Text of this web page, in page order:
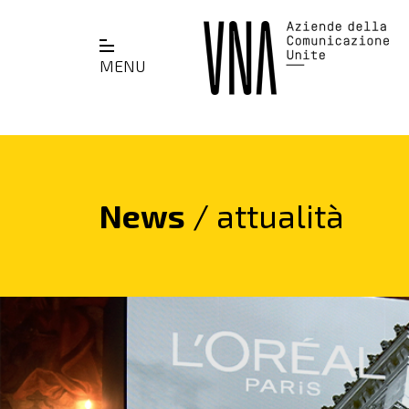
MENU
News / attualità